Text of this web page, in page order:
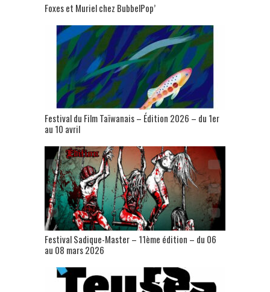
Foxes et Muriel chez BubbelPop’
Festival du Film Taïwanais – Édition 2026 – du 1er
au 10 avril
Festival Sadique-Master – 11ème édition – du 06
au 08 mars 2026